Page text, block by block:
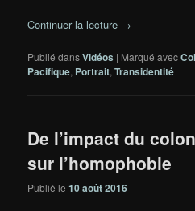
Continuer la lecture →
Publié dansVidéos | Marqué avec
Pacifique, Portrait,Transidentité
De l’impact du
sur l’homophobie
Publié le10 août 2016